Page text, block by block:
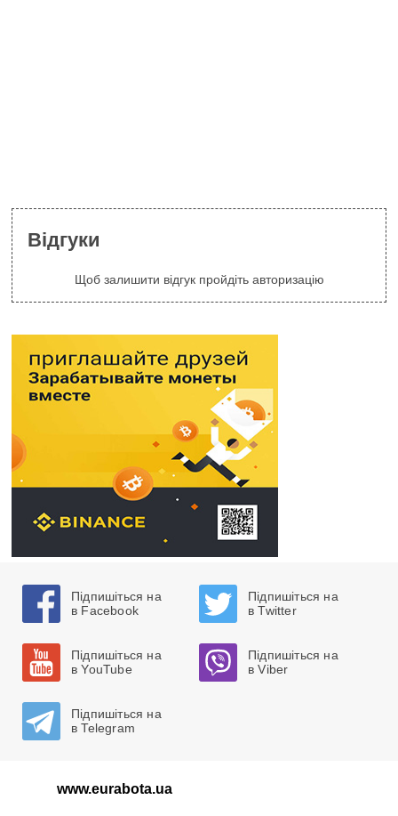
Відгуки
Щоб залишити відгук пройдіть авторизацію
Підпишіться на
в Facebook
Підпишіться на
в Twitter
Підпишіться на
в YouTube
Підпишіться на
в Viber
Підпишіться на
в Telegram
www.eurabota.ua